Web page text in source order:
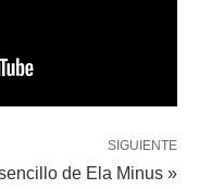
SIGUIENTE
de Ela Minus »